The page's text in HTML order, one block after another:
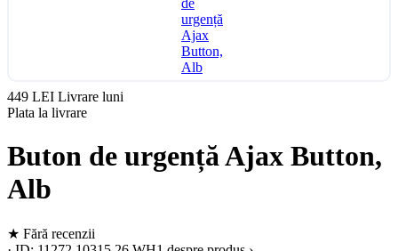
449 LEI Livrare luni
Plata la livrare
Buton de urgență Ajax Button,
Alb
★ Fără recenzii